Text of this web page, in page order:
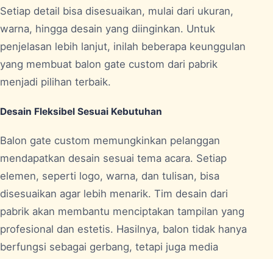
Setiap detail bisa disesuaikan, mulai dari ukuran,
warna, hingga desain yang diinginkan. Untuk
penjelasan lebih lanjut, inilah beberapa keunggulan
yang membuat balon gate custom dari pabrik
menjadi pilihan terbaik.
Desain Fleksibel Sesuai Kebutuhan
Balon gate custom memungkinkan pelanggan
mendapatkan desain sesuai tema acara. Setiap
elemen, seperti logo, warna, dan tulisan, bisa
disesuaikan agar lebih menarik. Tim desain dari
pabrik akan membantu menciptakan tampilan yang
profesional dan estetis. Hasilnya, balon tidak hanya
berfungsi sebagai gerbang, tetapi juga media